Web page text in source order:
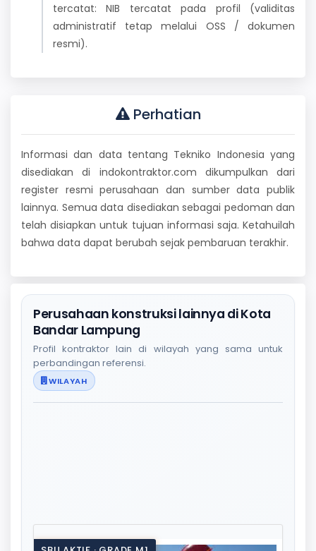
tercatat: NIB tercatat pada profil (validitas
administratif tetap melalui OSS / dokumen
resmi).
Perhatian
Informasi dan data tentang Tekniko Indonesia yang
disediakan di indokontraktor.com dikumpulkan dari
register resmi perusahaan dan sumber data publik
lainnya. Semua data disediakan sebagai pedoman dan
telah disiapkan untuk tujuan informasi saja. Ketahuilah
bahwa data dapat berubah sejak pembaruan terakhir.
Perusahaan konstruksi lainnya di Kota
Bandar Lampung
Profil kontraktor lain di wilayah yang sama untuk
perbandingan referensi.
WILAYAH